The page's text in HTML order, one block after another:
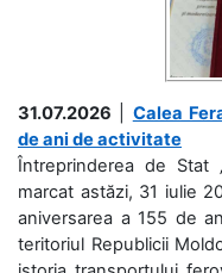
31.07.2026
Calea
de ani de activitate
Întreprinderea de Stat
marcat astăzi, 31 iulie
aniversarea a 155 de
teritoriul Republicii